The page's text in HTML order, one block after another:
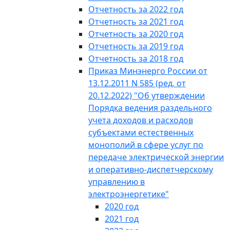
Отчетность за 2022 год
Отчетность за 2021 год
Отчетность за 2020 год
Отчетность за 2019 год
Отчетность за 2018 год
Приказ Минэнерго России от
13.12.2011 N 585 (ред. от
20.12.2022) "Об утверждении
Порядка ведения раздельного
учета доходов и расходов
субъектами естественных
монополий в сфере услуг по
передаче электрической энергии
и оперативно-диспетчерскому
управлению в
электроэнергетике"
2020 год
2021 год